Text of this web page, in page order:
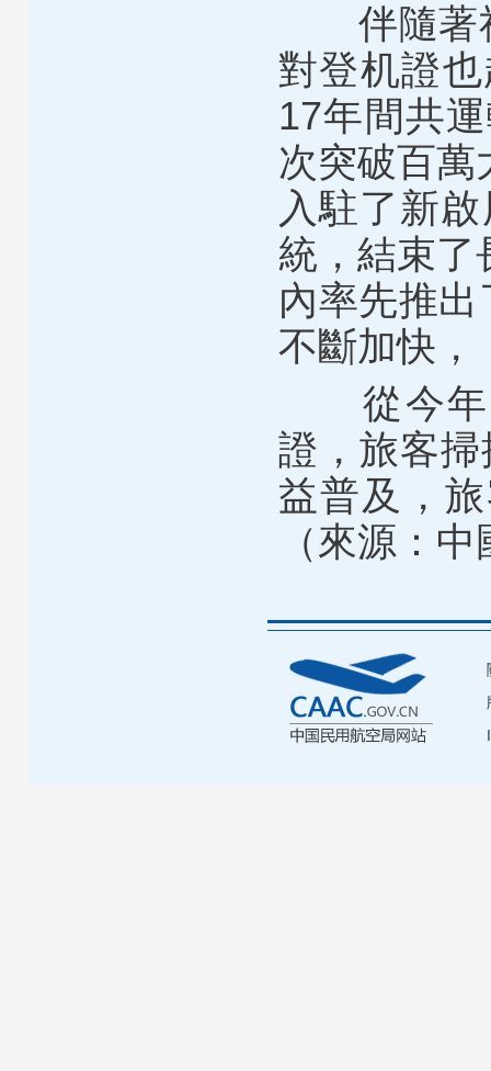
伴隨著社
對登机證
17年間共
次突破百萬
入駐了新
統，結束了
內率先推
不斷加快，
從今年7
證，旅客掃
益普及，
（來源：